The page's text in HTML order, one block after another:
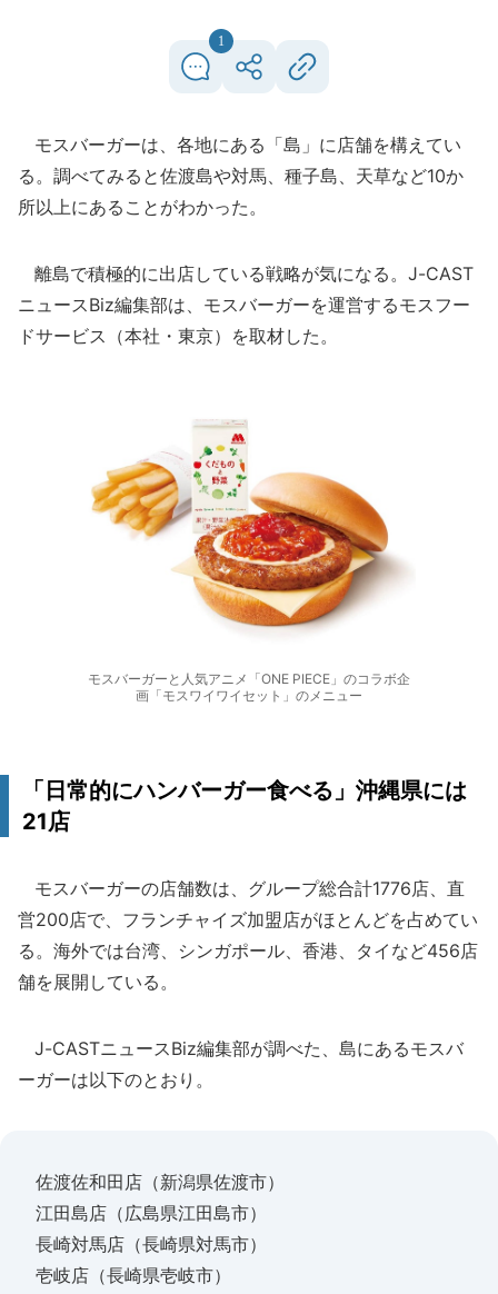
1
モスバーガーは、各地にある「島」に店舗を構えてい
る。調べてみると佐渡島や対馬、種子島、天草など10か
所以上にあることがわかった。
離島で積極的に出店している戦略が気になる。J-CAST
ニュースBiz編集部は、モスバーガーを運営するモスフー
ドサービス（本社・東京）を取材した。
モスバーガーと人気アニメ「ONE PIECE」のコラボ企
画「モスワイワイセット」のメニュー
「日常的にハンバーガー食べる」沖縄県には
21店
モスバーガーの店舗数は、グループ総合計1776店、直
営200店で、フランチャイズ加盟店がほとんどを占めてい
る。海外では台湾、シンガポール、香港、タイなど456店
舗を展開している。
J-CASTニュースBiz編集部が調べた、島にあるモスバ
ーガーは以下のとおり。
佐渡佐和田店（新潟県佐渡市）
江田島店（広島県江田島市）
長崎対馬店（長崎県対馬市）
壱岐店（長崎県壱岐市）